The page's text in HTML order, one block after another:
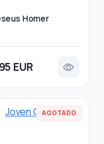
Homer
EUR
AGOTADO